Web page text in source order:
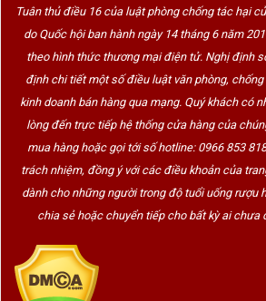
Tuân thủ điều 16 của luật phòng chống tác hại
do Quốc hội ban hành ngày 14 tháng 6 năm
theo hình thức thương mại điện tử. Nghị định
định chi tiết một số điều luật văn phòng,
kinh doanh bán hàng qua mạng. Quý khách có
lòng đến trực tiếp hệ thống cửa hàng của
mua hàng hoặc gọi tới số hotline: 0966 853
trách nhiệm, đồng ý với các điều khoản của
dành cho những người trong độ tuổi uống rượu
chia sẻ hoặc chuyển tiếp cho bất kỳ ai chưa